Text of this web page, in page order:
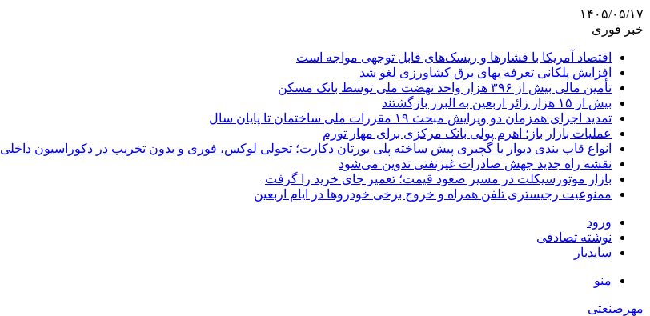
۱۴۰۵/۰۵/۱۷
خبر فوری
اقتصاد آمریکا با فشارها و ریسک‌های قابل توجهی مواجه است
افزایش پلکانی تعرفه بهای برق کشاورزی لغو شد
تأمین مالی بیش از ۳۹۶ هزار واحد نهضت ملی توسط بانک مسکن
بیش از ۱۵ هزار زائر اربعین به البرز بازگشتند
تمدید اجرای همزمان دو ویرایش مبحث ۱۹ مقررات ملی ساختمان تا پایان سال
عملیات بازار باز؛ اهرم پولی بانک مرکزی برای مهار تورم
انواع قاب بندی دیوار با گچبری پیش ساخته پلی یورتان دکارت؛ تحولی لوکس، فوری و بدون تخریب در دکوراسیون داخلی
نقشه راه جدید جهش صادرات غیرنفتی تدوین می‌شود
بازار موتورسیکلت در مسیر صعود قیمت؛ تعمیر جای خرید را گرفت
ممنوعیت رجیستری تلفن همراه و خروج برخی خودروها در ایام اربعین
ورود
نوشته تصادفی
سایدبار
منو
مهرصنعتی